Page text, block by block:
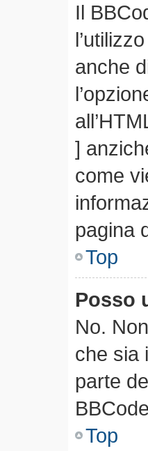
Il
anche
]
come
pagina
Top
Posso
No.
che sia
parte
Top